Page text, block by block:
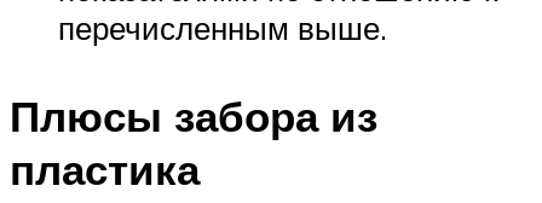
перечисленным выше.
Плюсы забора из
пластика